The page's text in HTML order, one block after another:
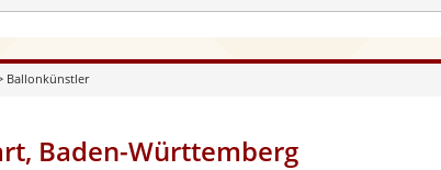
Ballonkünstler
Baden-Württemberg